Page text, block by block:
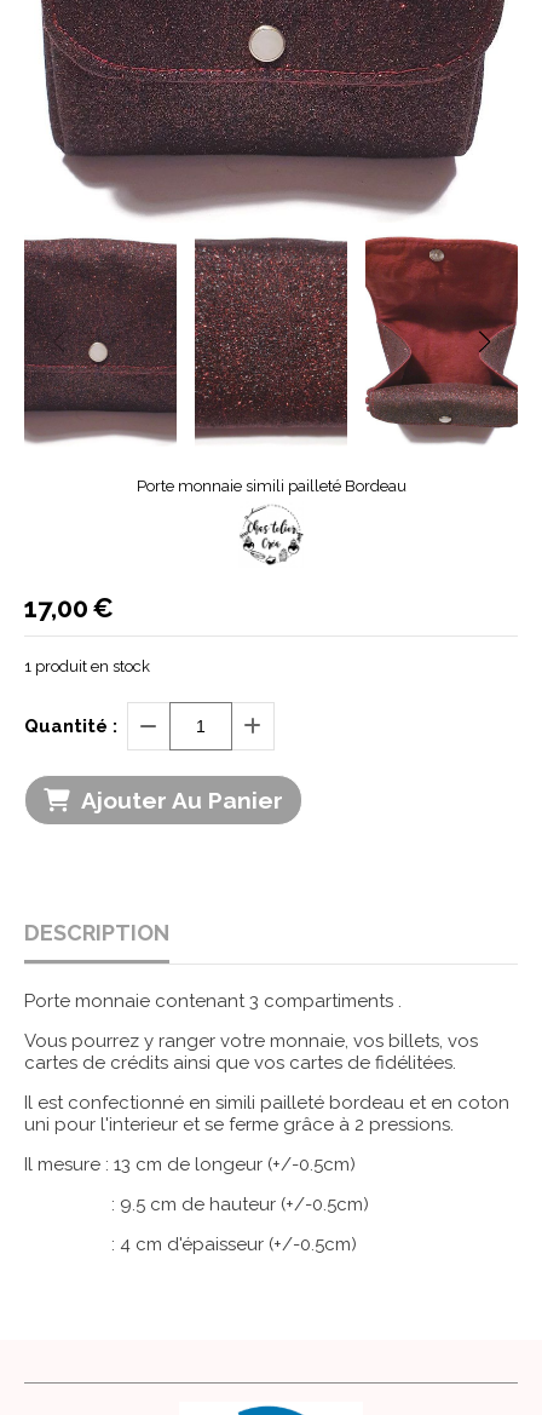
Porte monnaie simili pailleté Bordeau
17,00€
1 produit en stock
Quantité :
Ajouter Au Panier
DESCRIPTION
Porte monnaie contenant 3 compartiments .
Vous pourrez y ranger votre monnaie, vos billets, vos
cartes de crédits ainsi que vos cartes de fidélitées.
Il est confectionné en simili pailleté bordeau et en coton
uni pour l'interieur et se ferme grâce à 2 pressions.
Il mesure : 13 cm de longeur (+/-0.5cm)
: 9.5 cm de hauteur (+/-0.5cm)
: 4 cm d'épaisseur (+/-0.5cm)